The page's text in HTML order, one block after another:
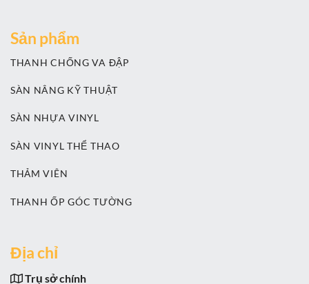
Sản phẩm
THANH CHỐNG VA ĐẬP
SÀN NÂNG KỸ THUẬT
SÀN NHỰA VINYL
SÀN VINYL THỂ THAO
THẢM VIÊN
THANH ỐP GÓC TƯỜNG
Địa chỉ
Trụ sở chính